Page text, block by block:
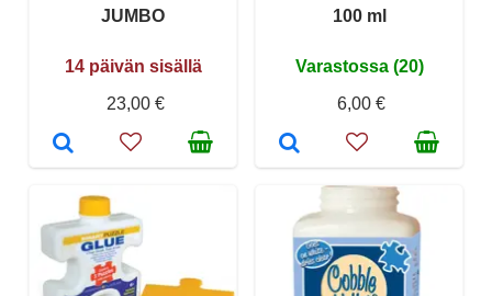
JUMBO
14 päivän sisällä
23,00 €
100 ml
Varastossa (20)
6,00 €